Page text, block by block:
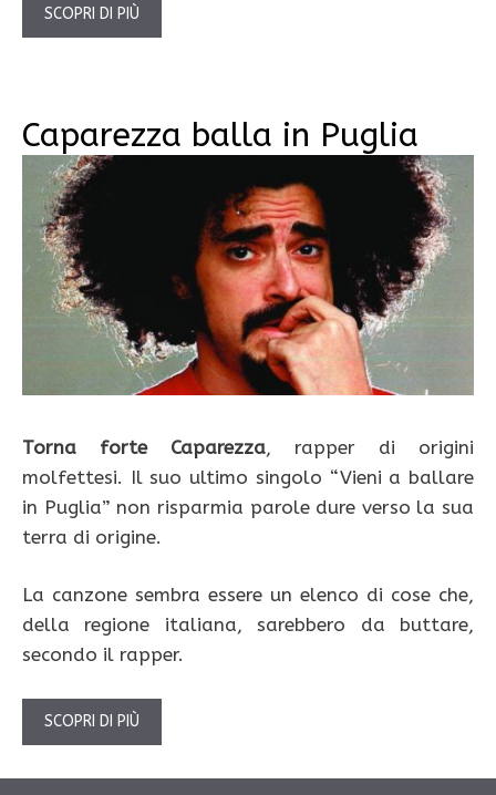
SCOPRI DI PIÙ
Caparezza balla in Puglia
Torna forte Caparezza, rapper di origini
molfettesi. Il suo ultimo singolo “Vieni a ballare
in Puglia” non risparmia parole dure verso la sua
terra di origine.
La canzone sembra essere un elenco di cose che,
della regione italiana, sarebbero da buttare,
secondo il rapper.
SCOPRI DI PIÙ